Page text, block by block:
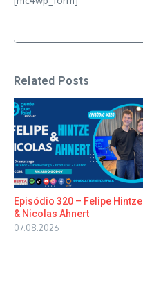
Related Posts
Episódio 320 – Felipe Hintze
& Nicolas Ahnert
07.08.2026